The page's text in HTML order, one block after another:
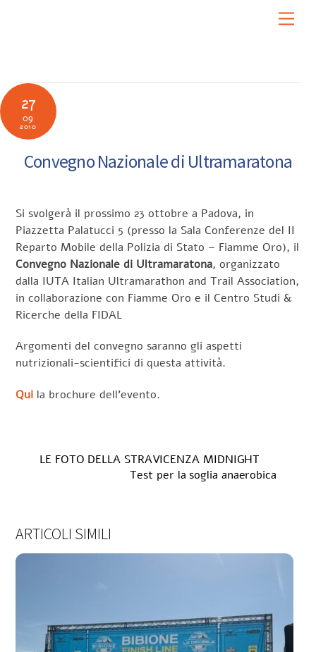
27
09
2010
Convegno Nazionale di Ultramaratona
Si svolgerà il prossimo 23 ottobre a Padova, in
Piazzetta Palatucci 5 (presso la Sala Conferenze del II
Reparto Mobile della Polizia di Stato – Fiamme Oro), il
Convegno Nazionale di Ultramaratona, organizzato
dalla IUTA Italian Ultramarathon and Trail Association,
in collaborazione con Fiamme Oro e il Centro Studi &
Ricerche della FIDAL
Argomenti del convegno saranno gli aspetti
nutrizionali-scientifici di questa attività.
Qui la brochure dell’evento.
LE FOTO DELLA STRAVICENZA MIDNIGHT
Test per la soglia anaerobica
ARTICOLI SIMILI